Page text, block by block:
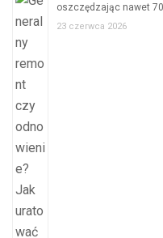
oszczędzając nawet
23 czerwca 2026